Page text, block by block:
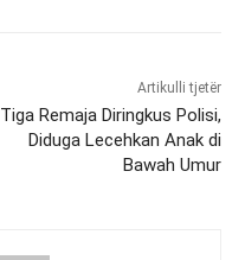
Artikulli tjetër
Tiga Remaja Diringkus Polisi,
Diduga Lecehkan Anak di
Bawah Umur